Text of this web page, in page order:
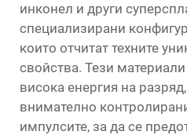
инконел и други
специализирани
които отчитат техните
свойства. Тези
висока енергия на
внимателно
импулсите, за да се